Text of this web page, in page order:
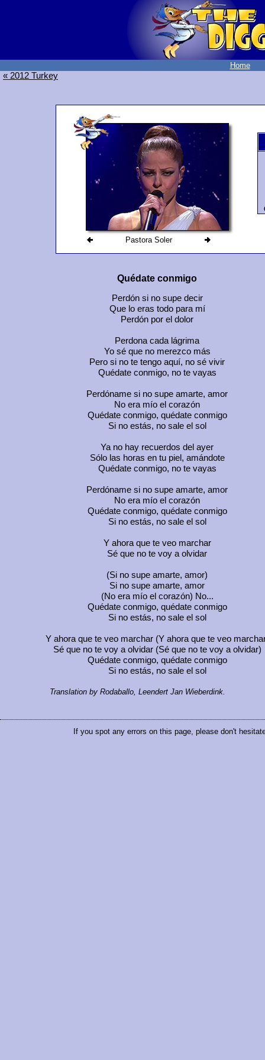
Home
« 2012 Turkey
Pastora Soler
Quédate conmigo
Perdón si no supe decir
Que lo eras todo para mí
Perdón por el dolor
Perdona cada lágrima
Yo sé que no merezco más
Pero si no te tengo aquí, no sé vivir
Quédate conmigo, no te vayas
Perdóname si no supe amarte, amor
No era mío el corazón
Quédate conmigo, quédate conmigo
Si no estás, no sale el sol
Ya no hay recuerdos del ayer
Sólo las horas en tu piel, amándote
Quédate conmigo, no te vayas
Perdóname si no supe amarte, amor
No era mío el corazón
Quédate conmigo, quédate conmigo
Si no estás, no sale el sol
Y ahora que te veo marchar
Sé que no te voy a olvidar
(Si no supe amarte, amor)
Si no supe amarte, amor
(No era mío el corazón) No...
Quédate conmigo, quédate conmigo
Si no estás, no sale el sol
Y ahora que te veo marchar (Y ahora que te veo
Sé que no te voy a olvidar (Sé que no te voy a olvidar)
Quédate conmigo, quédate conmigo
Si no estás, no sale el sol
Translation by Rodaballo, Leendert Jan Wieberdink.
If you spot any errors on this page, please don't